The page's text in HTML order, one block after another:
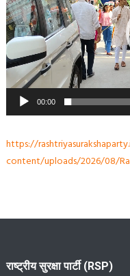
00:00
https://
content/uploads/2026/08/
राष्ट्रीय सुरक्षा पार्टी (RSP)